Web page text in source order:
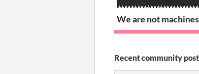
We are not machines
Recent community